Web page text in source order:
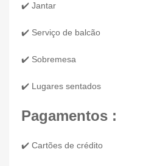
✔️ Jantar
✔️ Serviço de balcão
✔️ Sobremesa
✔️ Lugares sentados
Pagamentos :
✔️ Cartões de crédito